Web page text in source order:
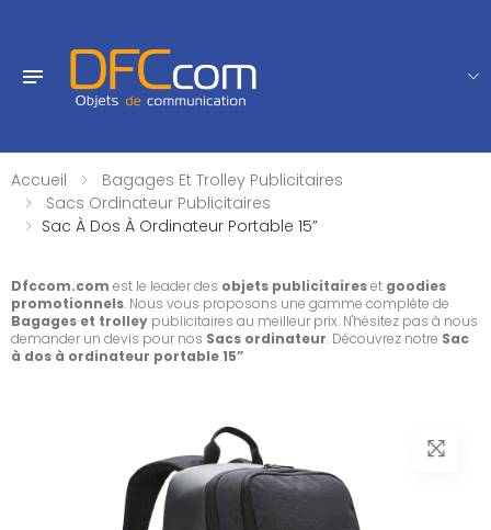
Accueil
Bagages Et Trolley Publicitaires
Sacs Ordinateur Publicitaires
Sac À Dos À Ordinateur Portable 15”
Dfccom.com est le leader des objets publicitaireset goodies
promotionnels. Nous vous proposons une gamme complète de
Bagages et trolley publicitaires au meilleur prix. N'hésitez pas à nous
demander un devis pour nos Sacs ordinateur. Découvrez notre Sac
à dos à ordinateur portable 15”